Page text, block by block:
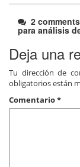
2
para análisis
Deja una
Tu dirección de
obligatorios están
Comentario*